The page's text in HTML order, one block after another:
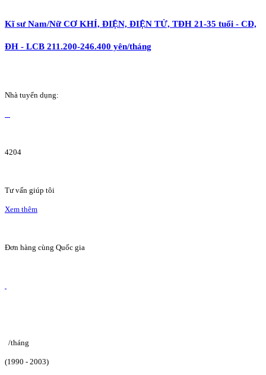
Kĩ sư Nam/Nữ CƠ KHÍ, ĐIỆN, ĐIỆN TỬ, TĐH 21-35 tuổi - CĐ,
ĐH - LCB 211.200-246.400 yên/tháng
Nhà tuyển dụng:
4204
Tư vấn giúp tôi
Xem thêm
Đơn hàng cùng Quốc gia
/tháng
(1990 - 2003)